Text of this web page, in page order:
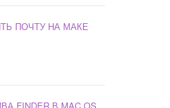
ПОЧТУ НА МАКЕ